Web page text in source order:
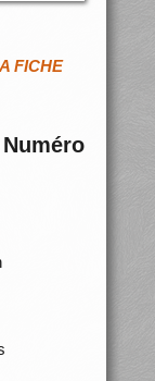
FICHE